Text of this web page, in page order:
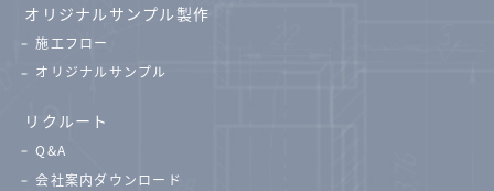
オリジナルサンプル製作
施工フロー
オリジナルサンプル
リクルート
Q&A
会社案内ダウンロード